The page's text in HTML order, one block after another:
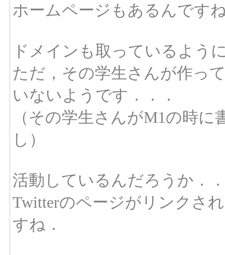
ホームページもあるんです
ドメインも取っているよう
ただ，その学生さんが作っ
いないようです．．．
（その学生さんがM1の時
し）
活動しているんだろうか．
Twitterのページがリンクさ
すね．